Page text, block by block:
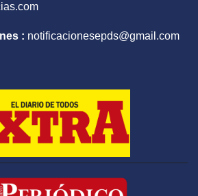
: notificacionesepds@gmail.com